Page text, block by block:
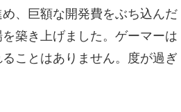
、巨額な開発費をぶち込んだ
築き上げました。ゲーマーは
ことはありません。度が過ぎ